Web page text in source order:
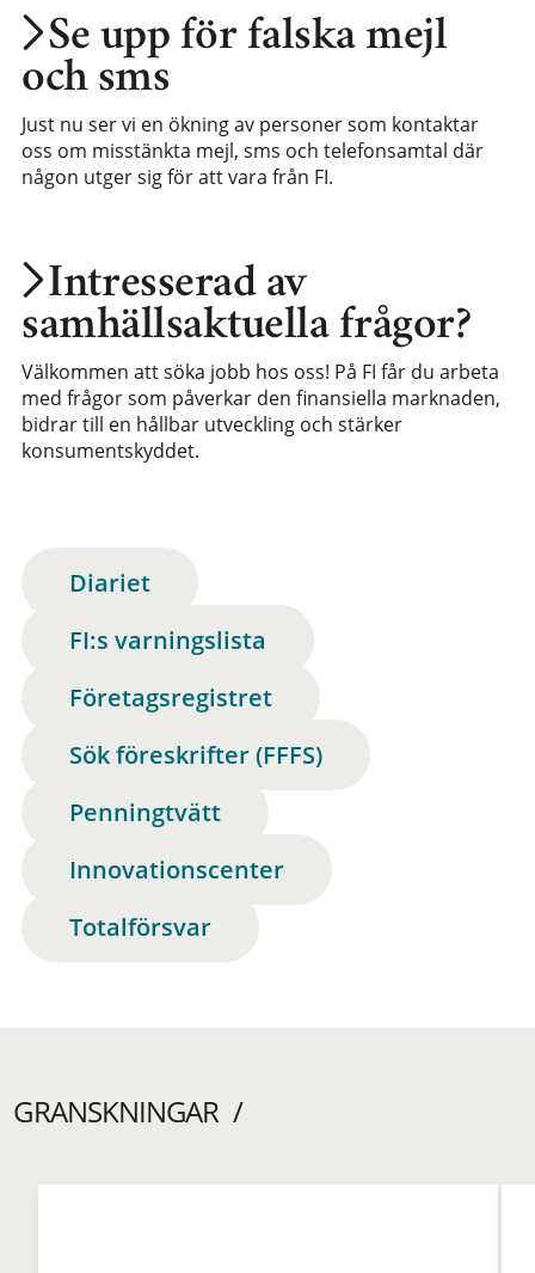
Intresserad av
samhällsaktuella frågor?
Välkommen att söka jobb hos oss! På FI får du arbeta
med frågor som påverkar den finansiella marknaden,
bidrar till en hållbar utveckling och stärker
konsumentskyddet.
Se upp för falska mejl
och sms
Just nu ser vi en ökning av personer som kontaktar
oss om misstänkta mejl, sms och telefonsamtal där
någon utger sig för att vara från FI.
Diariet
FI:s varningslista
Företagsregistret
Sök föreskrifter (FFFS)
Penningtvätt
Innovationscenter
Totalförsvar
GRANSKNINGAR